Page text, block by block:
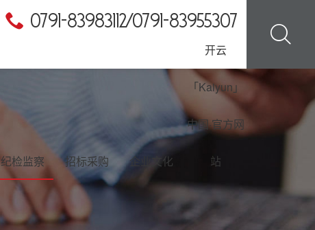
0791-83983112/0791-83955307
纪检监察 招标采购 企业文化
开云
「Kaiyun」
中国·官方网
站